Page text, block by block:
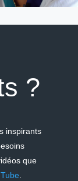
?
inspirants
que
.